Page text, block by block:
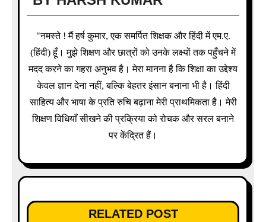
o
n"नमस्ते ! मैं हर्ष कुमार, एक समर्पित शिक्षक और हिंदी में एम.ए.
(हिंदी) हूँ। मुझे शिक्षण और छात्रों को उनके लक्ष्यों तक पहुँचने में
मदद करने का गहरा अनुभव है। मेरा मानना है कि शिक्षा का उद्देश्य
केवल ज्ञान देना नहीं, बल्कि बेहतर इंसान बनाना भी है। हिंदी
साहित्य और भाषा के प्रति रुचि बढ़ाना मेरी प्राथमिकता है। मेरी
शिक्षण विधियाँ सीखने की प्रक्रिया को रोचक और सरल बनाने
पर केंद्रित हैं।
RELATED POST